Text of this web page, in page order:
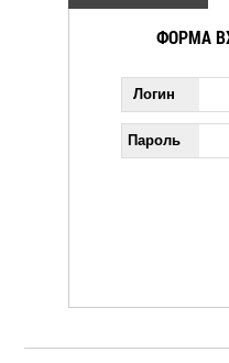
ФОРМА
Логин
Пароль